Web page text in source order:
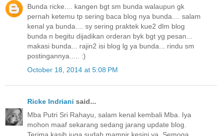
Bunda ricke.... kangen bgt sm bunda walaupun gk
pernah ketemu tp sering baca blog nya bunda.... salam
kenal ya bunda.... sy sering praktek kue2 dlm blog
bunda n begitu dijadikan orderan byk bgt yg pesan...
makasi bunda... rajin2 isi blog lg ya bunda... rindu sm
postingannya..... :)
October 18, 2014 at 5:08 PM
Ricke Indriani said...
Mba Putri Sri Rahayu, salam kenal kembali Mba. Iya
mohon maaf sekarang sedang jarang update blog.